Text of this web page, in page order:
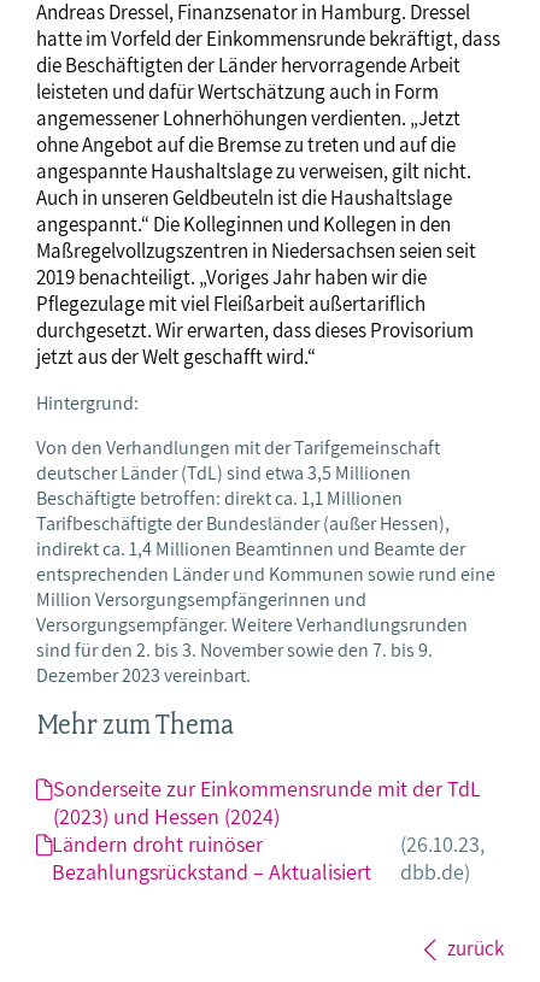
Andreas Dressel, Finanzsenator in Hamburg. Dressel
hatte im Vorfeld der Einkommensrunde bekräftigt, dass
die Beschäftigten der Länder hervorragende Arbeit
leisteten und dafür Wertschätzung auch in Form
angemessener Lohnerhöhungen verdienten. „Jetzt
ohne Angebot auf die Bremse zu treten und auf die
angespannte Haushaltslage zu verweisen, gilt nicht.
Auch in unseren Geldbeuteln ist die Haushaltslage
angespannt.“ Die Kolleginnen und Kollegen in den
Maßregelvollzugszentren in Niedersachsen seien seit
2019 benachteiligt. „Voriges Jahr haben wir die
Pflegezulage mit viel Fleißarbeit außertariflich
durchgesetzt. Wir erwarten, dass dieses Provisorium
jetzt aus der Welt geschafft wird.“
Hintergrund:
Von den Verhandlungen mit der Tarifgemeinschaft
deutscher Länder (TdL) sind etwa 3,5 Millionen
Beschäftigte betroffen: direkt ca. 1,1 Millionen
Tarifbeschäftigte der Bundesländer (außer Hessen),
indirekt ca. 1,4 Millionen Beamtinnen und Beamte der
entsprechenden Länder und Kommunen sowie rund eine
Million Versorgungsempfängerinnen und
Versorgungsempfänger. Weitere Verhandlungsrunden
sind für den 2. bis 3. November sowie den 7. bis 9.
Dezember 2023 vereinbart.
Mehr zum Thema
Sonderseite zur Einkommensrunde mit der TdL
(2023) und Hessen (2024)
Ländern droht ruinöser
Bezahlungsrückstand – Aktualisiert
(26.10.23,
dbb.de)
zurück